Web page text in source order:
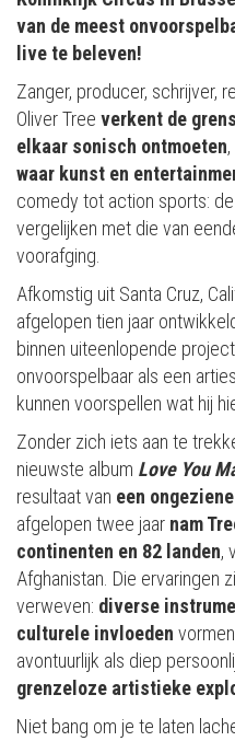
van de meest
live te beleven!
Zanger, producer, schrijver,
Oliver Tree verkent de
elkaar sonisch ontmoeten
waar kunst en
comedy tot action sports:
vergelijken met die van
voorafging.
Afkomstig uit Santa Cruz,
afgelopen tien jaar
binnen uiteenlopende
onvoorspelbaar als een
kunnen voorspellen wat hij
Zonder zich iets aan te
nieuwste album Love You
resultaat van een
afgelopen twee jaar nam
continenten en 82 landen,
Afghanistan. Die ervaringen
verweven: diverse
culturele invloeden
avontuurlijk als diep
grenzeloze artistieke
Niet bang om je te laten